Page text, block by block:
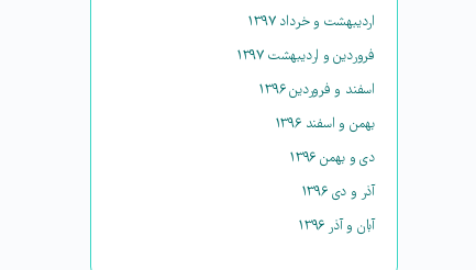
اردیبهشت و خرداد ۱۳۹۷
فروردین و اردیبهشت ۱۳۹۷
اسفند و فروردین ۱۳۹۶
بهمن و اسفند ۱۳۹۶
دی و بهمن ۱۳۹۶
آذر و دی ۱۳۹۶
آبان و آذر ۱۳۹۶